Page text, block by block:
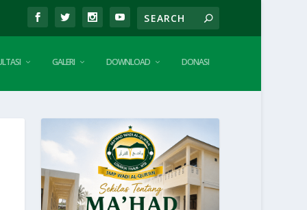
GALERI DOWNLOAD DONASI